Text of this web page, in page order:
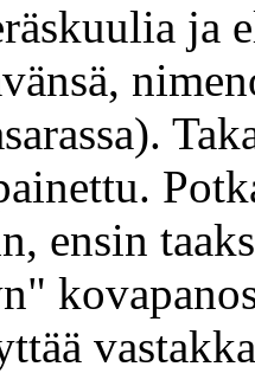
ja
ensin